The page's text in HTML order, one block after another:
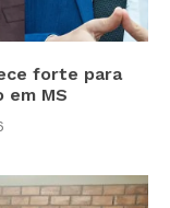
forte para
MS